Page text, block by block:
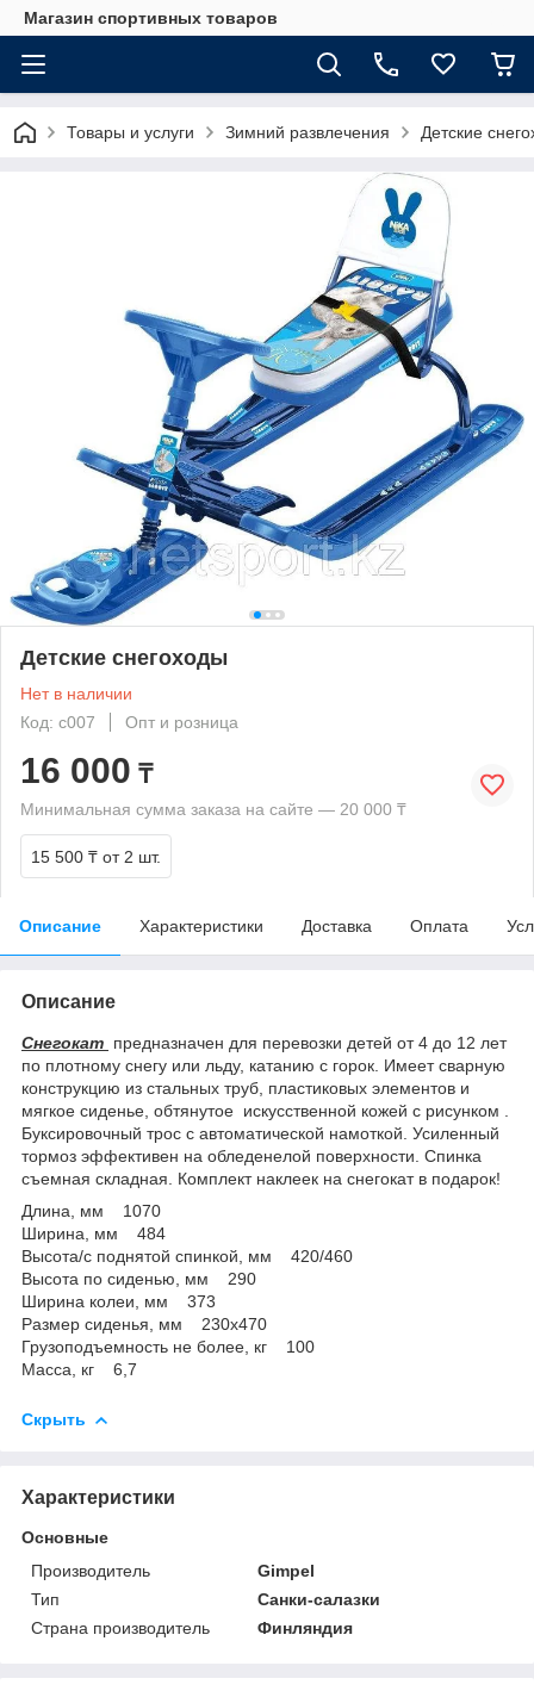
Магазин спортивных товаров
Товары и услуги Зимний развлечения Детские
Детские снегоходы
Нет в наличии
Код: с007
Опт и розница
16 000 ₸
Минимальная сумма заказа на сайте — 20 000 ₸
15 500 ₸ от 2 шт.
Описание Характеристики Доставка Оплата
Описание
Снегокат предназначен для перевозки детей от 4 до 12 лет
по плотному снегу или льду, катанию с горок. Имеет сварную
конструкцию из стальных труб, пластиковых элементов и
мягкое сиденье, обтянутое искусственной кожей с рисунком .
Буксировочный трос с автоматической намоткой. Усиленный
тормоз эффективен на обледенелой поверхности. Спинка
съемная складная. Комплект наклеек на снегокат в подарок!
Длина, мм 1070
Ширина, мм 484
Высота/с поднятой спинкой, мм 420/460
Высота по сиденью, мм 290
Ширина колеи, мм 373
Размер сиденья, мм 230х470
Грузоподъемность не более, кг 100
Масса, кг 6,7
Скрыть
Характеристики
Основные
Производитель
Gimpel
Тип
Санки-салазки
Страна производитель
Финляндия